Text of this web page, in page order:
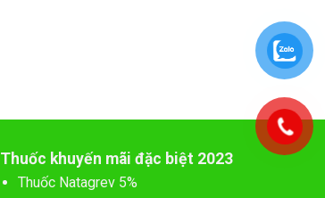
Thuốc khuyến mãi đặc biệt 2023
Thuốc Natagrev 5%